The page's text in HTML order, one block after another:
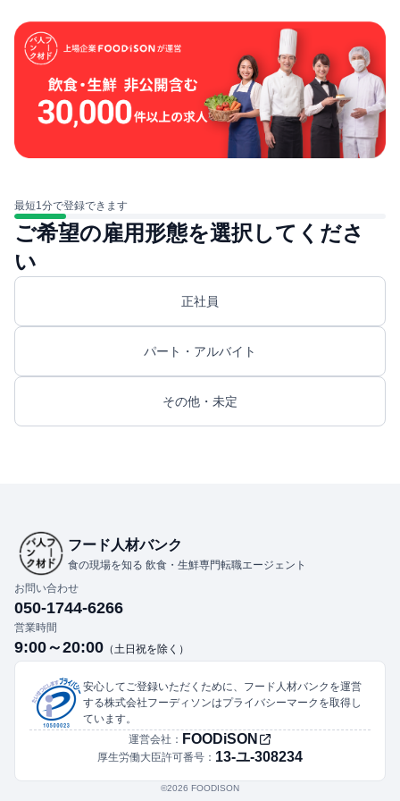
最短1分で登録できます
ご希望の雇用形態を選択してくださ
い
正社員
パート・アルバイト
その他・未定
フード人材バンク
食の現場を知る 飲食・生鮮専門転職エージェント
お問い合わせ
050-1744-6266
営業時間
9:00～20:00 （土日祝を除く）
安心してご登録いただくために、フード人材バンクを運営
する株式会社フーディソンはプライバシーマークを取得し
ています。
運営会社： FOODiSON
厚生労働大臣許可番号： 13-ユ-308234
©︎2026 FOODISON